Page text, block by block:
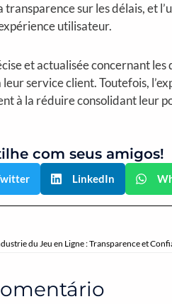
transparence sur les délais, et
utilisateur.
et actualisée concernant
service client. Toutefois,
à la réduire consolidant leur
com seus amigos!
LinkedIn
du Jeu en Ligne : Transparence et